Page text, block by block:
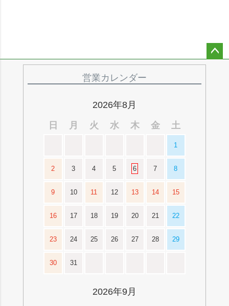
営業カレンダー
2026年8月
日
月 火 水 木 金 土
1
2 3 4 5 6 7 8
9 10 11 12 13 14 15
16 17 18 19 20 21 22
23 24 25 26 27 28 29
30 31
2026年9月